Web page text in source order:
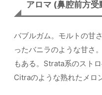
アロマ (鼻腔前方受
バブルガム。モルトの甘
ったバニラのような甘さ
もある。Strata系のスト
Citraのような熟れたメロ